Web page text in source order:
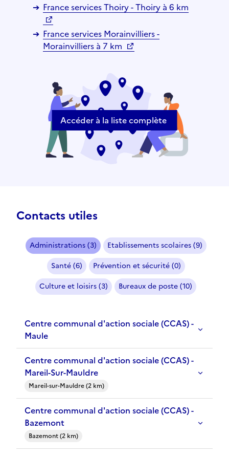
France services Thoiry - Thoiry à 6 km
France services Morainvilliers -
Morainvilliers à 7 km
Accéder à la liste complète
Contacts utiles
Administrations (3)
Etablissements scolaires (9)
Santé (6)
Prévention et sécurité (0)
Culture et loisirs (3)
Bureaux de poste (10)
Centre communal d'action sociale (CCAS) -
Maule
Centre communal d'action sociale (CCAS) -
Mareil-Sur-Mauldre
Mareil-sur-Mauldre (2 km)
Centre communal d'action sociale (CCAS) -
Bazemont
Bazemont (2 km)